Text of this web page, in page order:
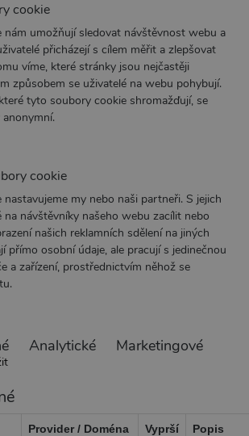
cookie
nám umožňují sledovat návštěvnost webu a
přicházejí s cílem měřit a zlepšovat
víme, které stránky jsou nejčastěji
způsobem se uživatelé na webu pohybují.
tyto soubory cookie shromažďují, se
cookie
my nebo naši partneři. S jejich
na návštěvníky našeho webu zacílit nebo
našich reklamních sdělení na jiných
přímo osobní údaje, ale pracují s jedinečnou
a zařízení, prostřednictvím něhož se
Analytické
Marketingové
Provider / Doména Vyprší Popis